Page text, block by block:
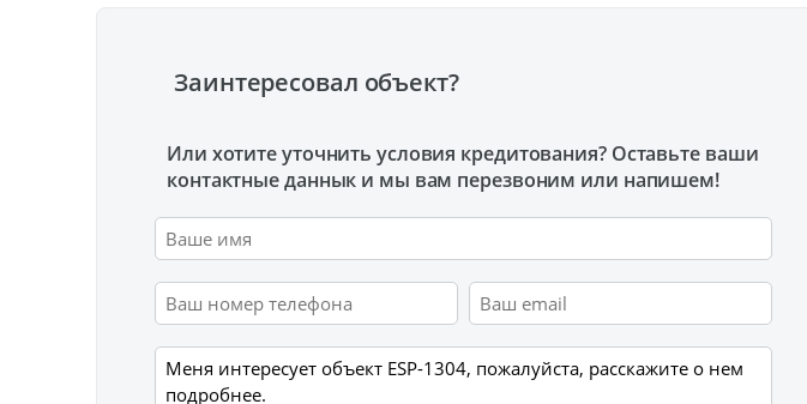
Заинтересовал объект?
Или хотите уточнить условия кредитования? Оставьте ваши
контактные даннык и мы вам перезвоним или напишем!